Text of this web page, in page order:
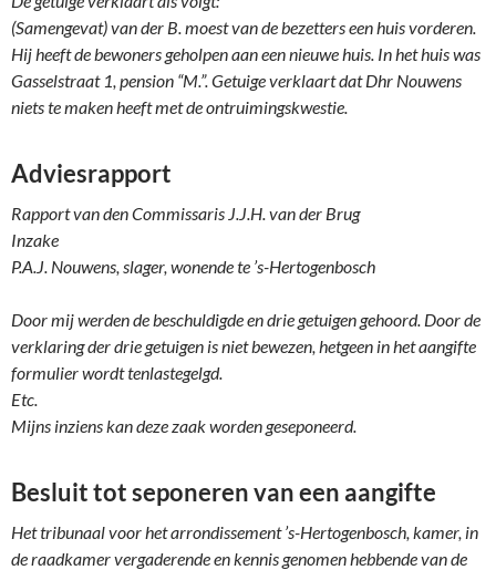
(Samengevat) van der B. moest van de bezetters een huis vorderen.
Hij heeft de bewoners geholpen aan een nieuwe huis. In het huis was
Gasselstraat 1, pension “M.”. Getuige verklaart dat Dhr Nouwens
niets te maken heeft met de ontruimingskwestie.
Adviesrapport
Rapport van den Commissaris J.J.H. van der Brug
Inzake
P.A.J. Nouwens, slager, wonende te ’s-Hertogenbosch
Door mij werden de beschuldigde en drie getuigen gehoord. Door de
verklaring der drie getuigen is niet bewezen, hetgeen in het aangifte
formulier wordt tenlastegelgd.
Etc.
Mijns inziens kan deze zaak worden geseponeerd.
Besluit tot seponeren van een aangifte
Het tribunaal voor het arrondissement ’s-Hertogenbosch, kamer, in
de raadkamer vergaderende en kennis genomen hebbende van de